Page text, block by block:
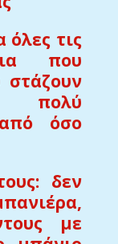
τις
που
στάζουν
πολύ
όσο
δεν
με